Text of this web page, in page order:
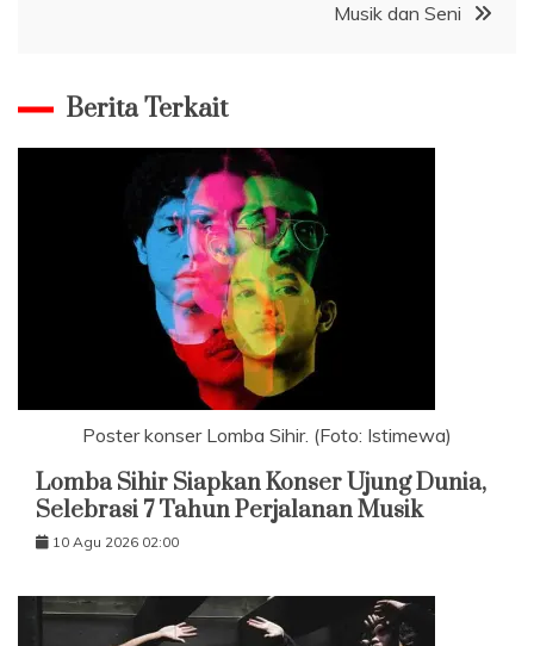
Musik dan Seni
Berita Terkait
Poster konser Lomba Sihir. (Foto: Istimewa)
Lomba Sihir Siapkan Konser Ujung Dunia,
Selebrasi 7 Tahun Perjalanan Musik
10 Agu 2026 02:00